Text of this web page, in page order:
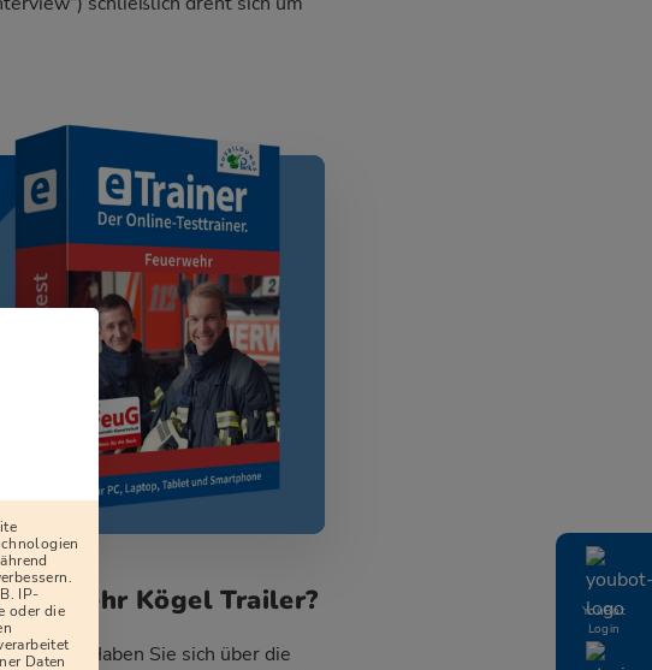
YouBot
Login
Kögel Trailer?
„Haben Sie sich über die
IP-
oder die
Daten